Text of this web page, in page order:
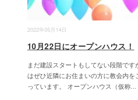
2022年05月14日
10月22日にオープンハウス！
まだ建設スタートもしてない段階です
はぜひ近隣にお住まいの方に教会内を
っています。 オープンハウス（仮称...